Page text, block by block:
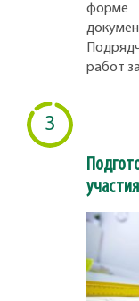
форме
работ
3